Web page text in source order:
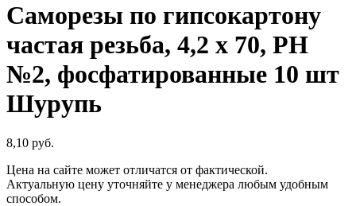
Саморезы по гипсокартону
частая резьба, 4,2 х 70, PH
№2, фосфатированные 10 шт
Шурупь
8,10 руб.
Цена на сайте может отличатся от фактической.
Актуальную цену уточняйте у менеджера любым удобным
способом.